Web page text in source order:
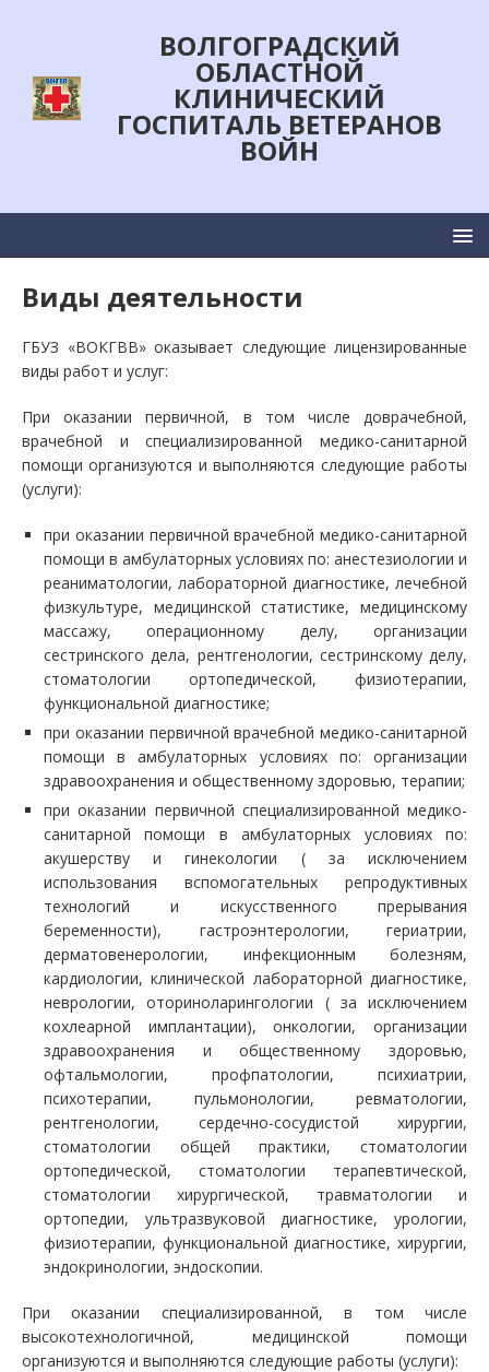
ВОЛГОГРАДСКИЙ
ОБЛАСТНОЙ
КЛИНИЧЕСКИЙ
ГОСПИТАЛЬ ВЕТЕРАНОВ
ВОЙН
Виды деятельности
ГБУЗ «ВОКГВВ» оказывает следующие лицензированные
виды работ и услуг:
При оказании первичной, в том числе доврачебной,
врачебной и специализированной медико-санитарной
помощи организуются и выполняются следующие работы
(услуги):
при оказании первичной врачебной медико-санитарной
помощи в амбулаторных условиях по: анестезиологии и
реаниматологии, лабораторной диагностике, лечебной
физкультуре, медицинской статистике, медицинскому
массажу, операционному делу, организации
сестринского дела, рентгенологии, сестринскому делу,
стоматологии ортопедической, физиотерапии,
функциональной диагностике;
при оказании первичной врачебной медико-санитарной
помощи в амбулаторных условиях по: организации
здравоохранения и общественному здоровью, терапии;
при оказании первичной специализированной медико-
санитарной помощи в амбулаторных условиях по:
акушерству и гинекологии ( за исключением
использования вспомогательных репродуктивных
технологий и искусственного прерывания
беременности), гастроэнтерологии, гериатрии,
дерматовенерологии, инфекционным болезням,
кардиологии, клинической лабораторной диагностике,
неврологии, оториноларингологии ( за исключением
кохлеарной имплантации), онкологии, организации
здравоохранения и общественному здоровью,
офтальмологии, профпатологии, психиатрии,
психотерапии, пульмонологии, ревматологии,
рентгенологии, сердечно-сосудистой хирургии,
стоматологии общей практики, стоматологии
ортопедической, стоматологии терапевтической,
стоматологии хирургической, травматологии и
ортопедии, ультразвуковой диагностике, урологии,
физиотерапии, функциональной диагностике, хирургии,
эндокринологии, эндоскопии.
При оказании специализированной, в том числе
высокотехнологичной, медицинской помощи
организуются и выполняются следующие работы (услуги):